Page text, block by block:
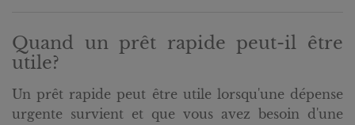
Quand un prêt rapide peut-il être
utile?
Un prêt rapide peut être utile lorsqu'une dépense
urgente survient et que vous avez besoin d'une